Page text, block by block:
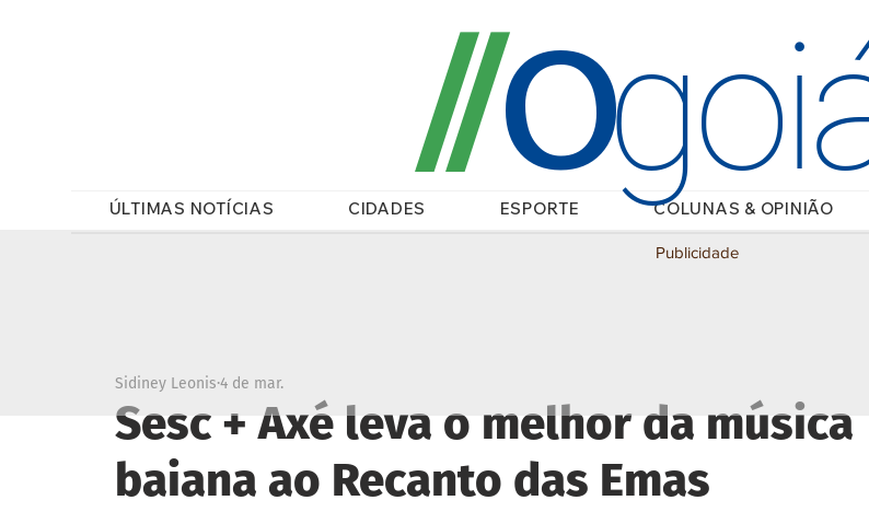
ÚLTIMAS NOTÍCIAS CIDADES ESPORTE COLUNAS & OPINIÃO
//O
Sesc + Axé leva o melhor da música
baiana ao Recanto das Emas
Sidiney Leonis 4 de mar.
Publicidade